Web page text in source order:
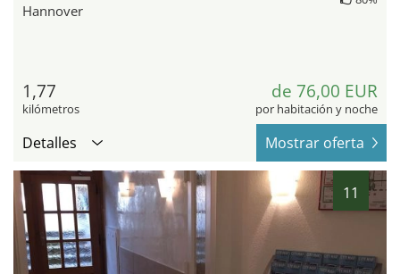
Hannover
1,77
kilómetros
de 76,00 EUR
por habitación y noche
Detalles Mostrar oferta
11